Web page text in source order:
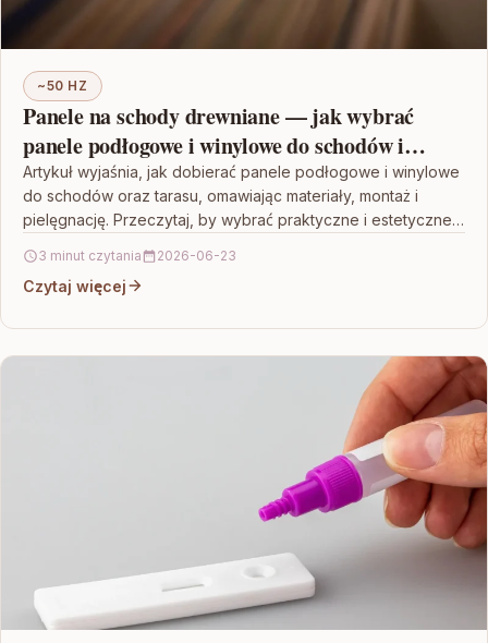
~50 HZ
Panele na schody drewniane — jak wybrać
panele podłogowe i winylowe do schodów i
tarasu
Artykuł wyjaśnia, jak dobierać panele podłogowe i winylowe
do schodów oraz tarasu, omawiając materiały, montaż i
pielęgnację. Przeczytaj, by wybrać praktyczne i estetyczne
3 minut czytania 2026-06-23
Czytaj więcej